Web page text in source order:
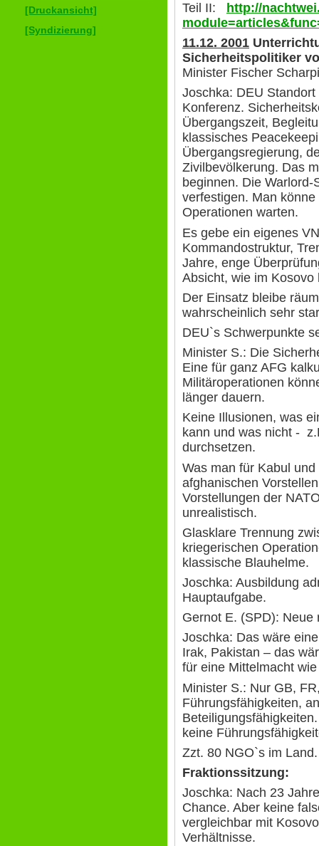
[Druckansicht]
[Syndizierung]
Teil II:
http://
11.12. 2001
Sicherheitspolitiker
Minister Fischer
Joschka: DEU
Konferenz.
Übergangszeit,
klassisches
Übergangsregierung,
Zivilbevölkerung. Das
beginnen. Die
verfestigen. Man
Operationen warten.
Es gebe ein eigenes
Kommandostruktur,
Jahre, enge
Absicht, wie im Kosovo
Der Einsatz bleibe
wahrscheinlich sehr
DEU`s Schwerpunkte
Minister S.: Die
Eine für ganz AFG
Militäroperationen
länger dauern.
Keine Illusionen, was
kann und was nicht -
durchsetzen.
Was man für Kabul
afghanischen
Vorstellungen der
unrealistisch.
Glasklare Trennung
kriegerischen
klassische Blauhelme.
Joschka: Ausbildung
Hauptaufgabe.
Gernot E. (SPD):
Joschka: Das wäre
Irak, Pakistan – das
für eine Mittelmacht
Minister S.: Nur GB,
Führungsfähigkeiten,
keine
Zzt. 80 NGO`s im Land.
Fraktionssitzung:
Joschka: Nach 23
Chance. Aber keine
vergleichbar mit
Verhältnisse.